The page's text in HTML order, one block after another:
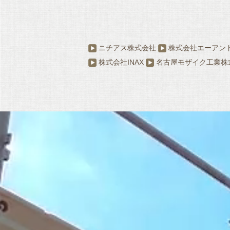
ニチアス株式会社
株式会社エーアン
株式会社INAX
名古屋モザイク工業株